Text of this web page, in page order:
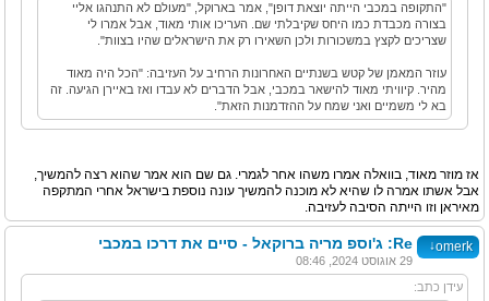
"התקופה במכבי הייתה יוצאת דופן", אמר בארוקל, "מעולם לא התנהגו אליי
בצורה מכבדת כמו היחס שקיבלתי שם. העריכו אותי מאוד, אבל אמרו לי
שצריכים לקצץ במשכורות ולכן השאירו רק את הישראלים שהיו בצוות".
עוזר המאמן של קטש בשנתיים האחרונות הרחיב על העזיבה: "הכל היה מאוד
מהיר. קיוויתי מאוד להישאר במכבי, אבל הדברים לא עבדו ואז באיירן הגיעה. זה
בא לי משמיים ואני שמח על ההזדמנות הזאת".
אז מוזר מאוד, בוואלה אמרו משהו אחר לגמרי. גם שם הוא אמר שהוא רצה להמשיך,
אבל אשתו אמרה לו שהיא לא מוכנה להמשיך עונה נוספת בישראל אחרי המתקפה
מאיראן וזו הייתה הסיבה לעזיבה.
omerk
↓ Re: ג'וספ מריה ברוקאל - סיים את דרכו במכבי
29 אוגוסט 2024, 08:46
עידן כתב: